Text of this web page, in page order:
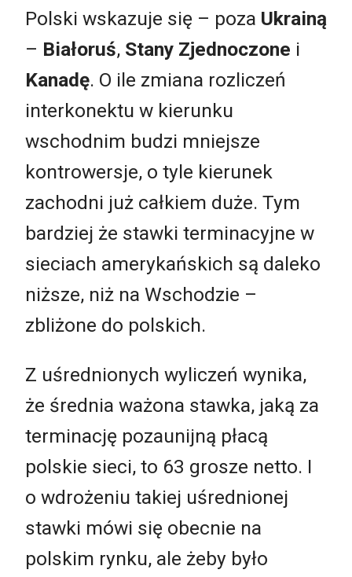
Polski wskazuje się – poza Ukrainą
– Białoruś, Stany Zjednoczone i
Kanadę. O ile zmiana rozliczeń
interkonektu w kierunku
wschodnim budzi mniejsze
kontrowersje, o tyle kierunek
zachodni już całkiem duże. Tym
bardziej że stawki terminacyjne w
sieciach amerykańskich są daleko
niższe, niż na Wschodzie –
zbliżone do polskich.
Z uśrednionych wyliczeń wynika,
że średnia ważona stawka, jaką za
terminację pozaunijną płacą
polskie sieci, to 63 grosze netto. I
o wdrożeniu takiej uśrednionej
stawki mówi się obecnie na
polskim rynku, ale żeby było